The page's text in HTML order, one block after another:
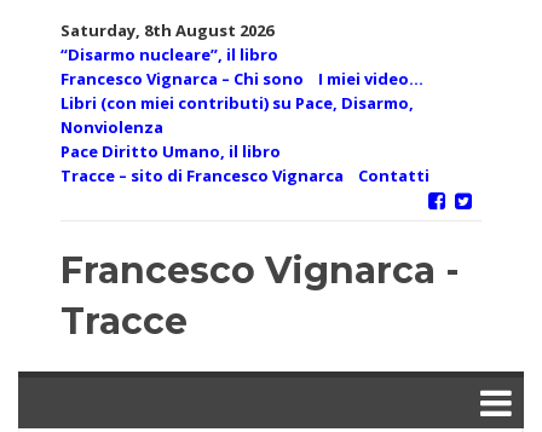
Saturday, 8th August 2026
“Disarmo nucleare”, il libro
Francesco Vignarca – Chi sono
I miei video…
Libri (con miei contributi) su Pace, Disarmo,
Nonviolenza
Pace Diritto Umano, il libro
Tracce – sito di Francesco Vignarca
Contatti
Francesco Vignarca -
Tracce